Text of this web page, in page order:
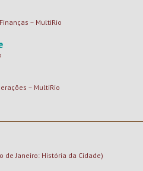
– MultiRio
– MultiRio
de Janeiro: História da Cidade)